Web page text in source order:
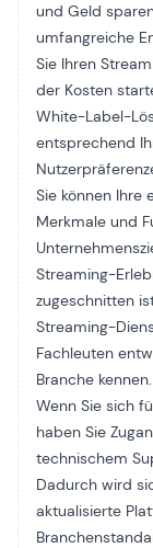
und Geld
umfangreiche
Sie Ihren
der Kosten
White-Label-
entsprechend
Sie können Ihre
Merkmale und
Streaming-
zugeschnitten
Streaming-
Fachleuten
Branche kennen.
Wenn Sie sich
haben Sie
technischem
Dadurch wird
aktualisierte